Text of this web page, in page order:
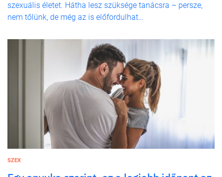
szexuális életet. Hátha lesz szüksége tanácsra – persze,
nem tőlünk, de még az is előfordulhat…
SZEX